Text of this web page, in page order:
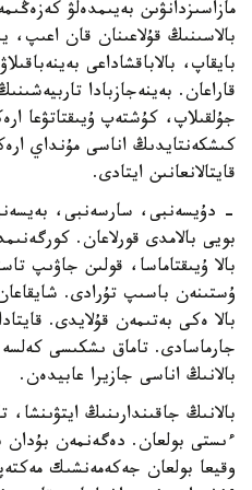
مازاسىزدانۋىن بەيىمدەلۋ
بالاسىنىڭ قۇلاعىنان قان اعىپ،
بايقاپ، بالاباقشاداعى
قاراعان. بەينەجازبادا
جۇلقىلاپ، كۇشتەپ ۇيىقتاتۋعا
كىشكەنتايدىڭ اناسى مۇنداي
قايتالانعانىن ايتادى.
- دۇيسەنبى، سارسەنبى،
بويى بالامدى قورلاعان.
بالا ۇيىقتاماسا، قولىن جاۋىپ
ۇستىنەن باسىپ تۇرادى.
بالا ەكى بەتىمەن قۇلايدى.
جارماسادى. تاماق ىشكىسى
بالانىڭ اناسى جازيرا عابيدەن.
بالانىڭ جاقىندارىنىڭ
ءىستى بولعان. دەگەنمەن بۇدان
وقيعا بولعان جەكەمەنشىك